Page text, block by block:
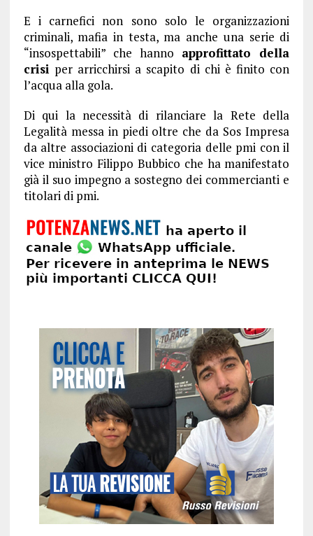
E i carnefici non sono solo le organizzazioni
criminali, mafia in testa, ma anche una serie di
“insospettabili” che hanno approfittato della
crisi per arricchirsi a scapito di chi è finito con
l’acqua alla gola.
Di qui la necessità di rilanciare la Rete della
Legalità messa in piedi oltre che da Sos Impresa
da altre associazioni di categoria delle pmi con il
vice ministro Filippo Bubbico che ha manifestato
già il suo impegno a sostegno dei commercianti e
titolari di pmi.